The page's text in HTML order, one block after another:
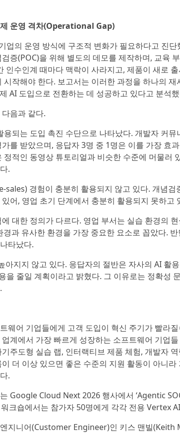
운영 격차(Operational Gap)
업의 운영 방식에 구조적 변화가 필요하다고 진
증(POC)을 위해 별도의 데모를 제작하며, 교육
인수인계 때마다 맥락이 사라지고, 제품이 새로
작해야 한다. 보고서는 이러한 과정을 하나의
AI 도입으로 전환하는 데 성공하고 있다고 분석
음과 같다.
용되는 도입 촉진 수단으로 나타났다. 개발자 커
를 받았으며, 응답자 3명 중 1명은 이를 가장 효
적인 동영상 튜토리얼과 비슷한 수준에 머물러
.
sales) 경험이 충분히 활용되지 않고 있다. 개념검
어, 영업 초기 단계에서 충분히 활용되지 못하고
대한 정의가 다르다. 영업 부서는 실습 환경의
과 유사한 환경을 가장 중요한 요소로 꼽았다.
타났다.
아지지 않고 있다. 응답자의 절반은 자사의 AI 활
을 줄일 계획이라고 밝혔다. 그 이유로는 정확성
웨어 기업들에게 고객 도입이 혁신 주기가 빨라
계에서 가장 빠르게 성장하는 소프트웨어 기업
주도형 실습 랩, 인터랙티브 제품 체험, 개발자
더 이상 있으면 좋은 수준의 지원 활동이 아니
.
Google Cloud Next 2026 행사에서 ‘Agentic
크숍에서는 참가자 50명에게 각각 전용 Vertex
지니어(Customer Engineer)인 키스 맨빌(Keith